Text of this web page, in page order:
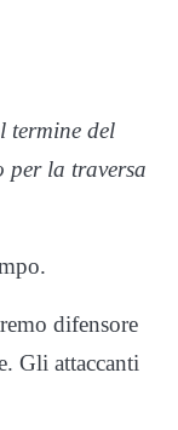
termine del
per la traversa
difensore
Gli attaccanti